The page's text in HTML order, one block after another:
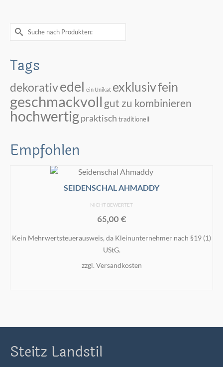
Suche
nach:
Tags
dekorativedel ein Unikat exklusivfein
geschmackvoll gut zu kombinieren
hochwertigpraktisch traditionell
Empfohlen
SEIDENSCHAL AHMADDY
NICHT BEWERTET
65,00€
Kein Mehrwertsteuerausweis, da Kleinunternehmer nach §19 (1)
UStG.
zzgl. Versandkosten
Steitz Landstil